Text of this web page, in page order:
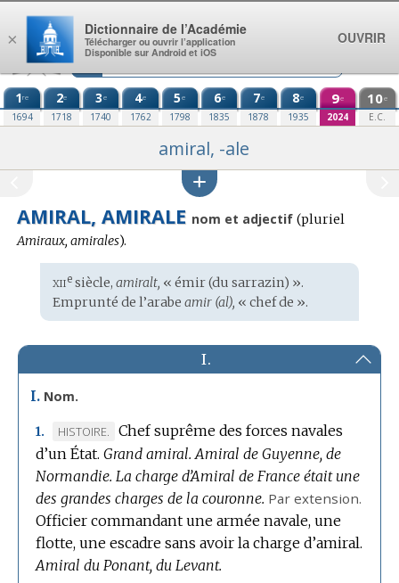
Aller au contenu
1re
1694
2e
1718
3e
1740
4e
1762
5e
1798
6e
1835
7e
1878
8e
1935
9e
2024
10e
E.C.
amiral, -ale
AMIRAL, AMIRALE nom et adjectif (pluriel
Amiraux, amirales).
Étymologie
:
xiiesiècle, amiralt, « émir (du sarrazin) ».
Emprunté de l’arabe amir (al), « chef de ».
I.
I. Nom.
1.
MARQUE
DE
DOMAINE
:
HISTOIRE.
Chef suprême des forces navales
d’un État. Grand amiral. Amiral de Guyenne, de
Normandie. La charge d’Amiral de France était une
des grandes charges de la couronne. Par extension.
Officier commandant une armée navale, une
flotte, une escadre sans avoir la charge d’amiral.
Amiral du Ponant, du Levant.
×
Dictionnaire de l’Académie
Télécharger ou ouvrir l’application
Disponible sur Android et iOS
OUVRIR